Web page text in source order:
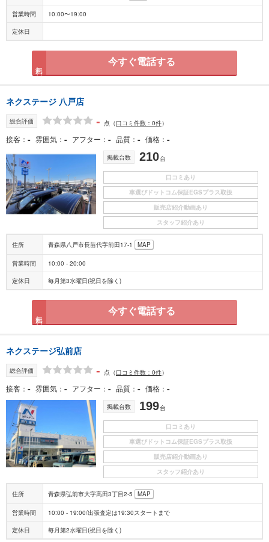
営業時間 10:00〜19:00
定休日
今すぐ電話する
ネクステージ 八戸店
総合評価 - 点 （口コミ件数：0件）
接客 - 雰囲気 - アフター - 品質 - 価格 -
掲載台数 210台
口コミあり
車選びドットコム保証EGSプラス取扱
販売店紹介動画あり
スタッフ紹介あり
住所 青森県八戸市長苗代字前田17-1 MAP
営業時間 10:00 - 20:00
定休日 毎月第3水曜日(祝日を除く)
今すぐ電話する
ネクステージ弘前店
総合評価 - 点 （口コミ件数：0件）
接客 - 雰囲気 - アフター - 品質 - 価格 -
掲載台数 199台
口コミあり
車選びドットコム保証EGSプラス取扱
販売店紹介動画あり
スタッフ紹介あり
住所 青森県弘前市大字高田3丁目2-5 MAP
営業時間 10:00 - 19:00/出張査定は19:30スタートまで
定休日 毎月第2水曜日(祝日を除く)